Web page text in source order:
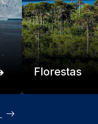
Florestas